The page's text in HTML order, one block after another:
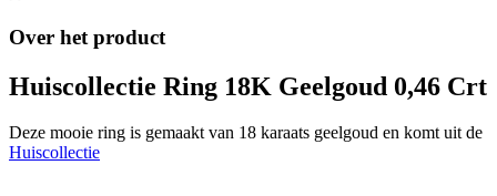
Over het product
Huiscollectie Ring 18K Geelgoud 0,46 Crt
Deze mooie ring is gemaakt van 18 karaats geelgoud en komt uit de
Huiscollectie